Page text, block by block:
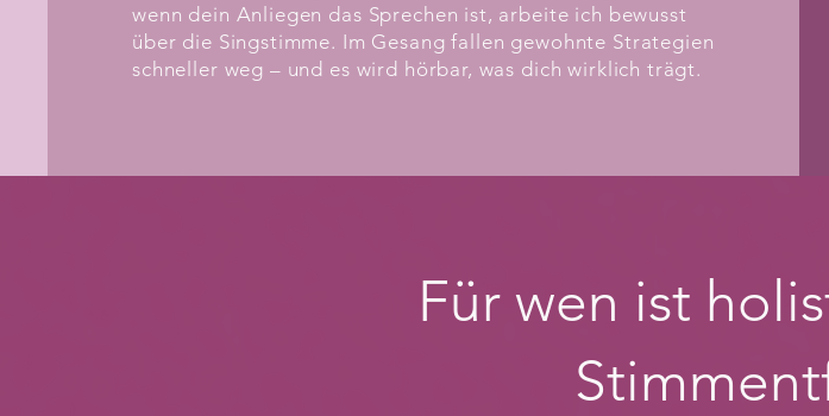
wenn dein Anliegen das Sprechen ist, arbeite ich bewusst
über die Singstimme. Im Gesang fallen gewohnte Strategien
schneller weg – und es wird hörbar, was dich wirklich trägt.
Für wen ist